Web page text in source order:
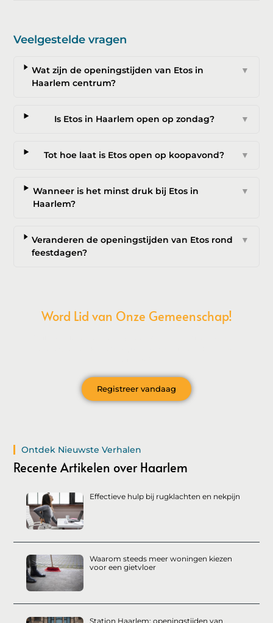
Veelgestelde vragen
Wat zijn de openingstijden van Etos in
Haarlem centrum?
▼
Is Etos in Haarlem open op zondag? ▼
Tot hoe laat is Etos open op koopavond? ▼
Wanneer is het minst druk bij Etos in
Haarlem?
▼
Veranderen de openingstijden van Etos rond
feestdagen?
▼
Word Lid van Onze Gemeenschap!
Registreer vandaag
Ontdek Nieuwste Verhalen
Recente Artikelen over Haarlem
Effectieve hulp bij rugklachten en nekpijn
Waarom steeds meer woningen kiezen
voor een gietvloer
Station Haarlem: openingstijden van